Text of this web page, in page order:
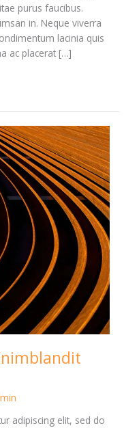
purus faucibus.
in. Neque viverra
lacinia quis
ac placerat […]
adipiscing elit, sed do